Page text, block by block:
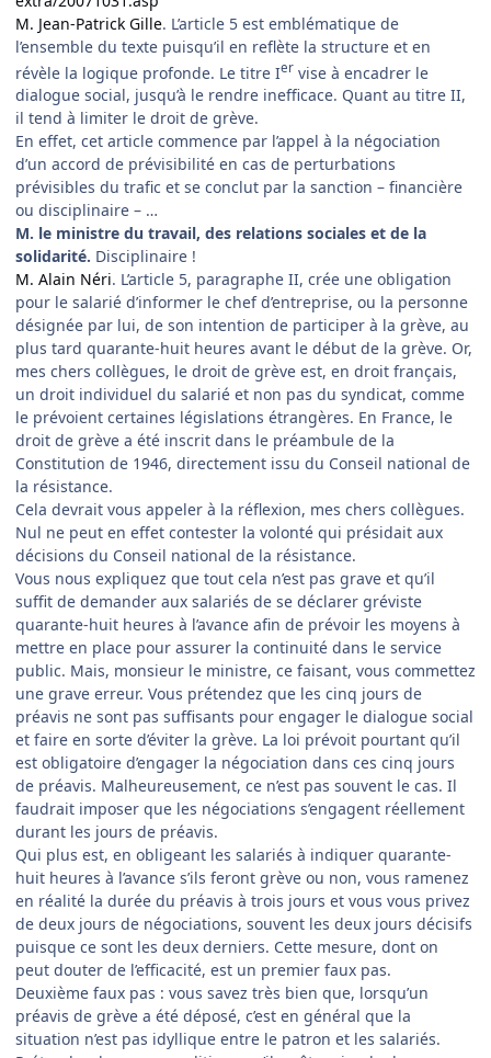
M. Jean-Patrick Gille. L’article 5 est emblématique de
l’ensemble du texte puisqu’il en reflète la structure et en
révèle la logique profonde. Le titre Ier vise à encadrer le
dialogue social, jusqu’à le rendre inefficace. Quant au titre II,
il tend à limiter le droit de grève.
En effet, cet article commence par l’appel à la négociation
d’un accord de prévisibilité en cas de perturbations
prévisibles du trafic et se conclut par la sanction – financière
ou disciplinaire – …
M. le ministre du travail, des relations sociales et de la
solidarité. Disciplinaire !
M. Alain Néri. L’article 5, paragraphe II, crée une obligation
pour le salarié d’informer le chef d’entreprise, ou la personne
désignée par lui, de son intention de participer à la grève, au
plus tard quarante-huit heures avant le début de la grève. Or,
mes chers collègues, le droit de grève est, en droit français,
un droit individuel du salarié et non pas du syndicat, comme
le prévoient certaines législations étrangères. En France, le
droit de grève a été inscrit dans le préambule de la
Constitution de 1946, directement issu du Conseil national de
la résistance.
Cela devrait vous appeler à la réflexion, mes chers collègues.
Nul ne peut en effet contester la volonté qui présidait aux
décisions du Conseil national de la résistance.
Vous nous expliquez que tout cela n’est pas grave et qu’il
suffit de demander aux salariés de se déclarer gréviste
quarante-huit heures à l’avance afin de prévoir les moyens à
mettre en place pour assurer la continuité dans le service
public. Mais, monsieur le ministre, ce faisant, vous commettez
une grave erreur. Vous prétendez que les cinq jours de
préavis ne sont pas suffisants pour engager le dialogue social
et faire en sorte d’éviter la grève. La loi prévoit pourtant qu’il
est obligatoire d’engager la négociation dans ces cinq jours
de préavis. Malheureusement, ce n’est pas souvent le cas. Il
faudrait imposer que les négociations s’engagent réellement
durant les jours de préavis.
Qui plus est, en obligeant les salariés à indiquer quarante-
huit heures à l’avance s’ils feront grève ou non, vous ramenez
en réalité la durée du préavis à trois jours et vous vous privez
de deux jours de négociations, souvent les deux jours décisifs
puisque ce sont les deux derniers. Cette mesure, dont on
peut douter de l’efficacité, est un premier faux pas.
Deuxième faux pas : vous savez très bien que, lorsqu’un
préavis de grève a été déposé, c’est en général que la
situation n’est pas idyllique entre le patron et les salariés.